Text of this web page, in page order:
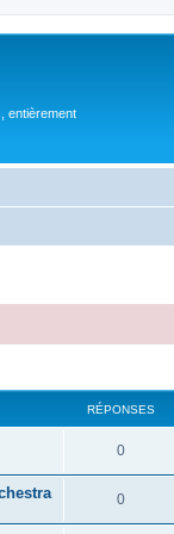
entièrement
RÉPONSES
0R
é
0R
é